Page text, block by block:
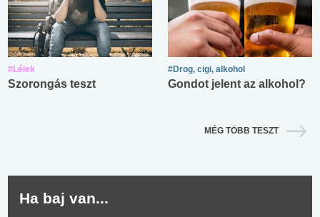
#Lélek
Szorongás teszt
#Drog, cigi, alkohol
Gondot jelent az alkohol?
MÉG TÖBB TESZT
Ha baj van...